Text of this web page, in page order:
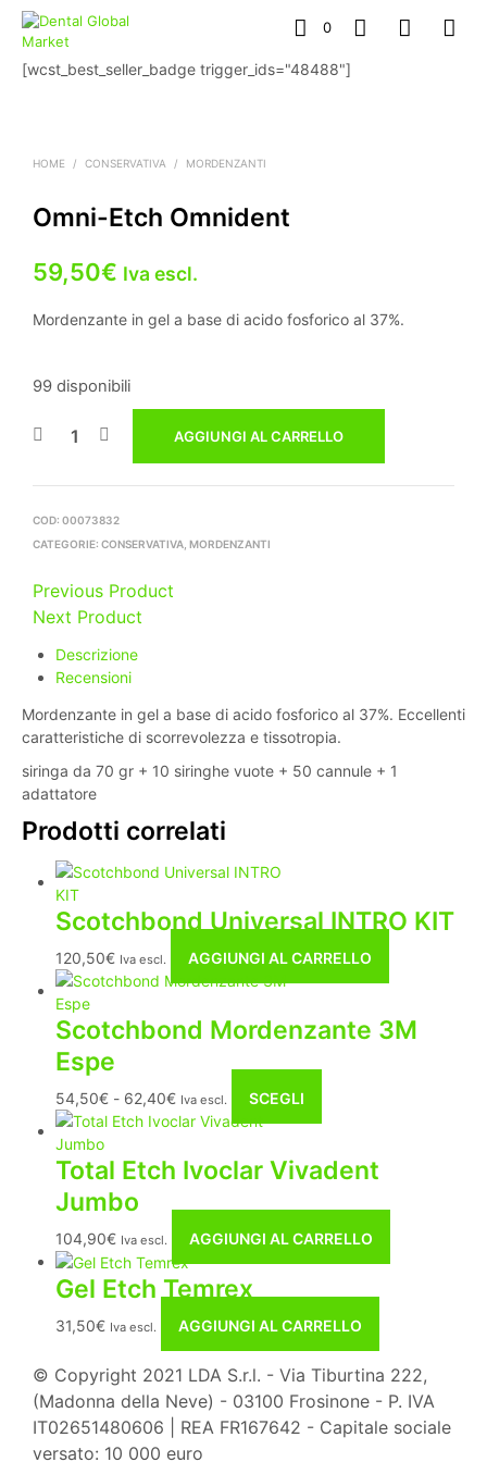
0
[wcst_best_seller_badge trigger_ids="48488"]
HOME / CONSERVATIVA / MORDENZANTI
Omni-Etch Omnident
59,50€ Iva escl.
Mordenzante in gel a base di acido fosforico al 37%.
99 disponibili
AGGIUNGI AL CARRELLO
COD: 00073832
CATEGORIE: CONSERVATIVA MORDENZANTI
Previous Product
Next Product
Descrizione
Recensioni
Mordenzante in gel a base di acido fosforico al 37%. Eccellenti
caratteristiche di scorrevolezza e tissotropia.
siringa da 70 gr + 10 siringhe vuote + 50 cannule + 1
adattatore
Prodotti correlati
Scotchbond Universal INTRO KIT
120,50€ Iva escl. AGGIUNGI AL CARRELLO
Scotchbond Mordenzante 3M
Espe
54,50€ - 62,40€Fascia
di
da
a
62,40€
Iva escl. SCEGLI
prodotto
più
Le
opzioni
scelte
nella
pagina
del
prodotto
Total Etch Ivoclar Vivadent
Jumbo
104,90€ Iva escl. AGGIUNGI AL CARRELLO
Gel Etch Temrex
31,50€ Iva escl. AGGIUNGI AL CARRELLO
© Copyright 2021 LDA S.r.l. - Via Tiburtina 222,
(Madonna della Neve) - 03100 Frosinone - P. IVA
IT02651480606 | REA FR167642 - Capitale sociale
versato: 10 000 euro